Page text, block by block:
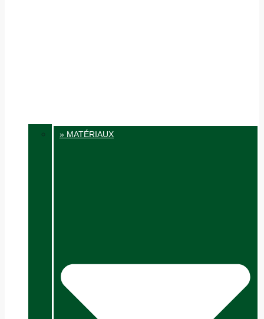
» MATÉRIAUX